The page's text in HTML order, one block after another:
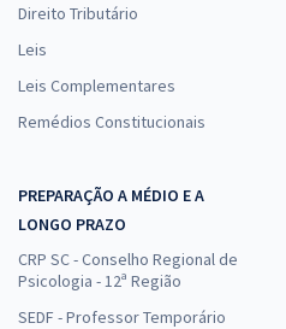
Direito Tributário
Leis
Leis Complementares
Remédios Constitucionais
PREPARAÇÃO A MÉDIO E A
LONGO PRAZO
CRP SC - Conselho Regional de
Psicologia - 12ª Região
SEDF - Professor Temporário